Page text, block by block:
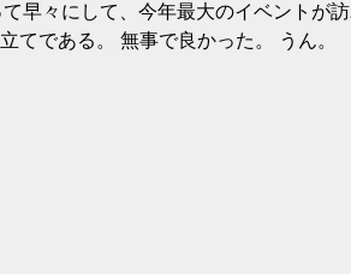
早々にして、今年最大のイベントが
てである。 無事で良かった。 うん。